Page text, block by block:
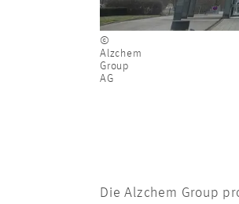
©
Alzchem
Group
AG
Die Alzchem Group